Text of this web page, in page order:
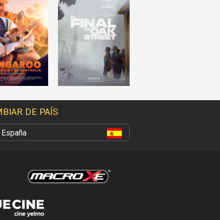
DE PAÍS
España